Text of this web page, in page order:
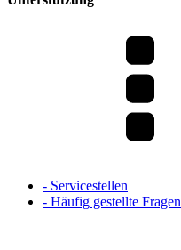
- Servicestellen
- Häufig gestellte Fragen